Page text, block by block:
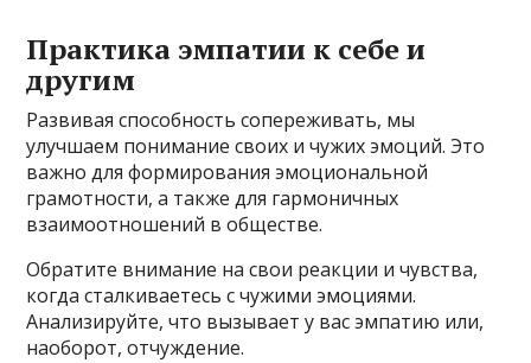
Практика эмпатии к себе и
другим
Развивая способность сопереживать, мы
улучшаем понимание своих и чужих эмоций. Это
важно для формирования эмоциональной
грамотности, а также для гармоничных
взаимоотношений в обществе.
Обратите внимание на свои реакции и чувства,
когда сталкиваетесь с чужими эмоциями.
Анализируйте, что вызывает у вас эмпатию или,
наоборот, отчуждение.